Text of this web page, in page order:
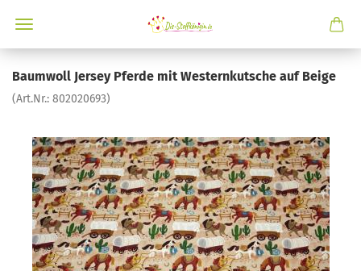
Baumwoll Jersey Pferde mit Westernkutsche auf Beige
(Art.Nr.: 802020693)